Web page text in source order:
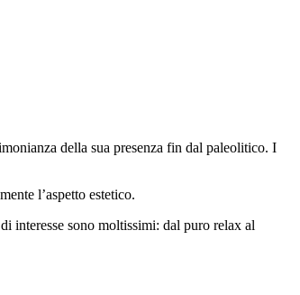
della sua presenza fin dal paleolitico. I
l’aspetto estetico.
interesse sono moltissimi: dal puro relax al